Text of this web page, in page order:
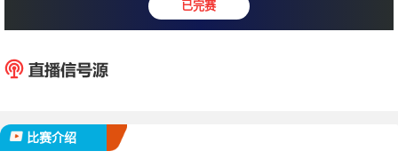
越南 0 : 0 龙仁
比赛介绍